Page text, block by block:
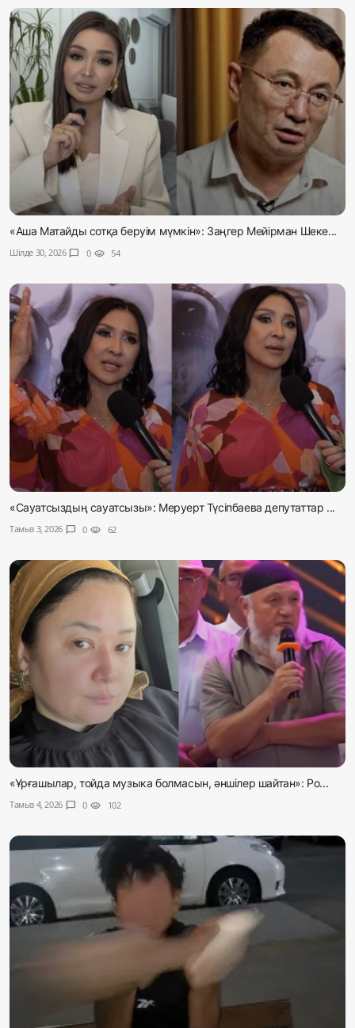
«Аша Матайды сотқа беруім мүмкін»: Заңгер Мейірман Шеке...
Шілде 30, 2026 chat_bubble 0 visibility 54
«Сауатсыздың сауатсызы»: Меруерт Түсіпбаева депутаттар ...
Тамыз 3, 2026 chat_bubble 0 visibility 62
«Ұрғашылар, тойда музыка болмасын, әншілер шайтан»: Ро...
Тамыз 4, 2026 chat_bubble 0 visibility 102